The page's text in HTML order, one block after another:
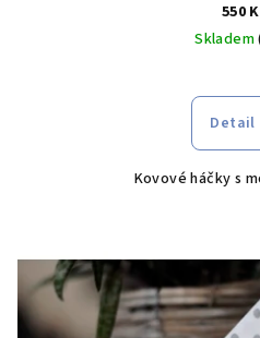
550
Skladem
Detail
Kovové háčky s